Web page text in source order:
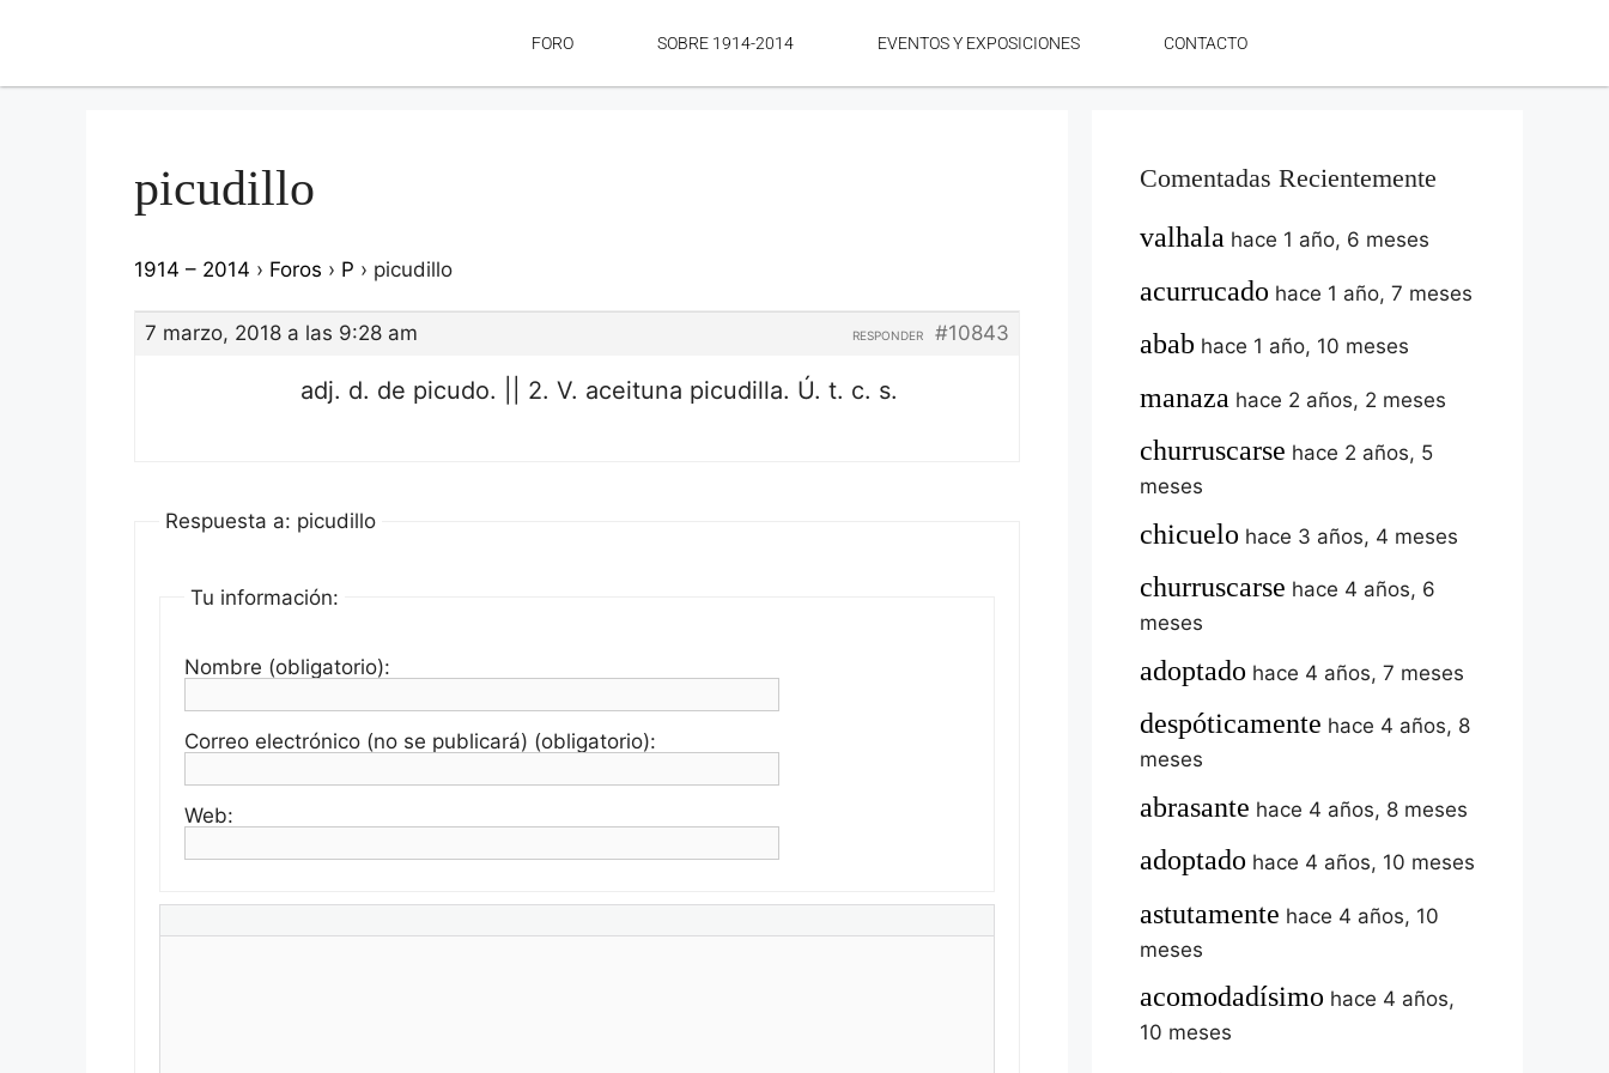
FORO SOBRE 1914-2014 EVENTOS Y EXPOSICIONES CONTACTO
picudillo
1914 – 2014 › Foros › P › picudillo
7 marzo, 2018 a las 9:28 am #10843
RESPONDER
adj. d. de picudo. || 2. V. aceituna picudilla. Ú. t. c. s.
Respuesta a: picudillo
Tu información:
Nombre (obligatorio):
Correo electrónico (no se publicará) (obligatorio):
Web:
Comentadas Recientemente
valhala hace 1 año, 6 meses
acurrucado hace 1 año, 7 meses
abab hace 1 año, 10 meses
manaza hace 2 años, 2 meses
churruscarse hace 2 años, 5
meses
chicuelo hace 3 años, 4 meses
churruscarse hace 4 años, 6
meses
adoptado hace 4 años, 7 meses
despóticamente hace 4 años, 8
meses
abrasante hace 4 años, 8 meses
adoptado hace 4 años, 10 meses
astutamente hace 4 años, 10
meses
acomodadísimo hace 4 años,
10 meses